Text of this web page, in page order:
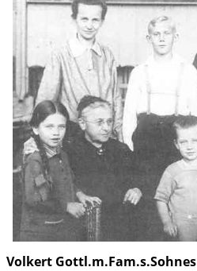
Volkert Gottl.m.Fam.s.Sohnes